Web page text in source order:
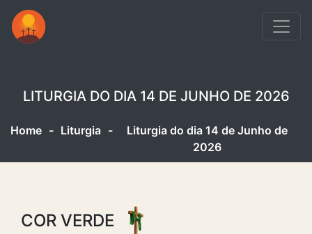
LITURGIA DO DIA 14 DE JUNHO DE 2026
Home - Liturgia -
Liturgia do dia 14 de Junho de
2026
COR VERDE